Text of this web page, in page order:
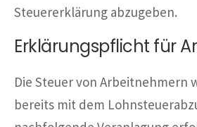
Steuererklärung abzugeben.
Erklärungspflicht für
Die Steuer von Arbeitnehmern
bereits mit dem